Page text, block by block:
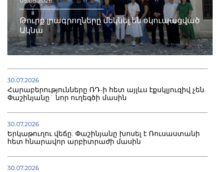
Թուրք լրագրողները մեկնել են օկուպացված
Ակնա
30.07.2026
Հարաբերությունները ՌԴ-ի հետ այլևս էքսկլյուզիվ չեն.
Փաշինյանը` նոր ուղեգծի մասին
30.07.2026
Երկաթուղու վեճը. Փաշինյանը խոսել է Ռուսաստանի
հետ հնարավոր արբիտրաժի մասին
30.07.2026